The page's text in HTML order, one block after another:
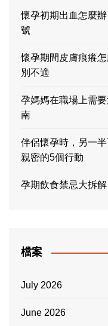
懷孕初期出血怎麼
號
懷孕期間皮膚痕癢
別不適
孕媽媽在職場上需
南
伴侶懷孕時，另一
親密的5個行動
孕期飲食禁忌大拆
檔案
July 2026
June 2026